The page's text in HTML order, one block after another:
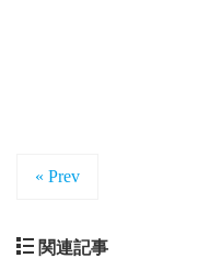
« Prev
関連記事